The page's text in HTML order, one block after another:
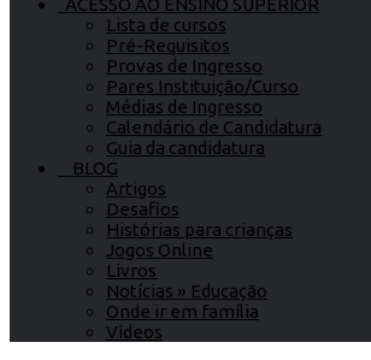
ACESSO AO ENSINO SUPERIOR
Lista de cursos
Pré-Requisitos
Provas de Ingresso
Pares Instituição/Curso
Médias de Ingresso
Calendário de Candidatura
Guia da candidatura
BLOG
Artigos
Desafios
Histórias para crianças
Jogos Online
Livros
Notícias » Educação
Onde ir em família
Vídeos